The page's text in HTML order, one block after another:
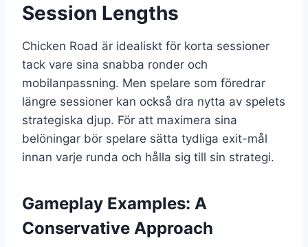
Session Lengths
Chicken Road är idealiskt för korta sessioner
tack vare sina snabba ronder och
mobilanpassning. Men spelare som föredrar
längre sessioner kan också dra nytta av spelets
strategiska djup. För att maximera sina
belöningar bör spelare sätta tydliga exit-mål
innan varje runda och hålla sig till sin strategi.
Gameplay Examples: A
Conservative Approach